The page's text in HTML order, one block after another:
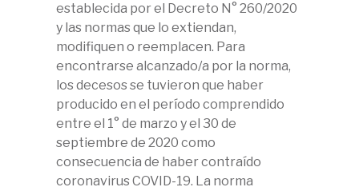
establecida por el Decreto N° 260/2020
y las normas que lo extiendan,
modifiquen o reemplacen. Para
encontrarse alcanzado/a por la norma,
los decesos se tuvieron que haber
producido en el período comprendido
entre el 1° de marzo y el 30 de
septiembre de 2020 como
consecuencia de haber contraído
coronavirus COVID-19. La norma